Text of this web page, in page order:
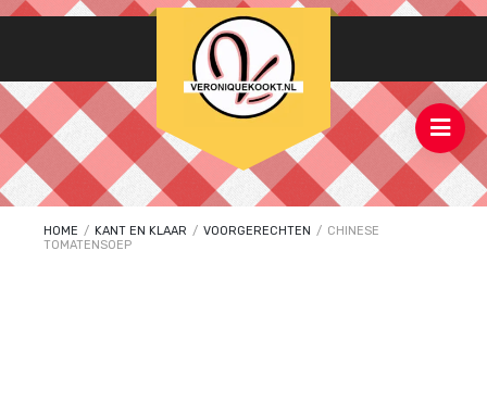
HOME / KANT EN KLAAR / VOORGERECHTEN / CHINESE
TOMATENSOEP